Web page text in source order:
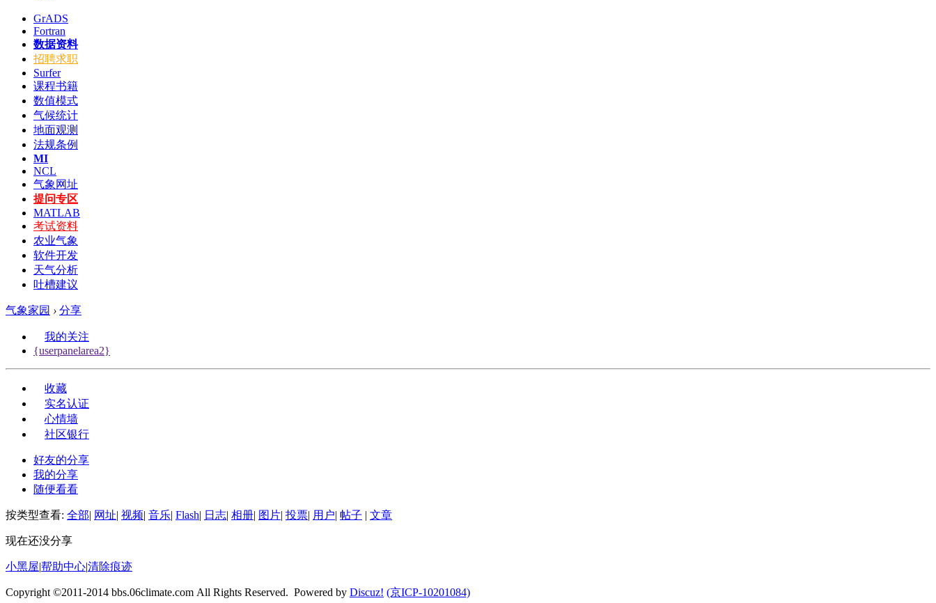
GrADS
Fortran
数据资料
招聘求职
Surfer
课程书籍
数值模式
气候统计
地面观测
法规条例
MI
NCL
气象网址
提问专区
MATLAB
考试资料
农业气象
软件开发
天气分析
吐槽建议
气象家园 › 分享
我的关注
{userpanelarea2}
收藏
实名认证
心情墙
社区银行
好友的分享
我的分享
随便看看
按类型查看: 全部| 网址| 视频| 音乐| Flash| 日志| 相册| 图片| 投票| 用户| 帖子 | 文章
现在还没分享
小黑屋|帮助中心|清除痕迹
Copyright ©2011-2014 bbs.06climate.com All Rights Reserved. Powered by Discuz! (京ICP-10201084)